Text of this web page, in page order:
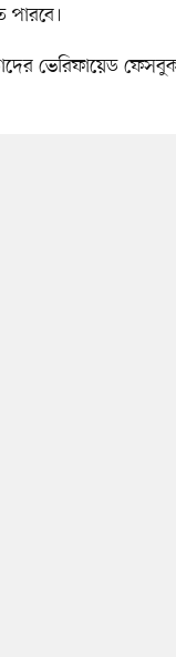
পারবে।
ভেরিফায়েড